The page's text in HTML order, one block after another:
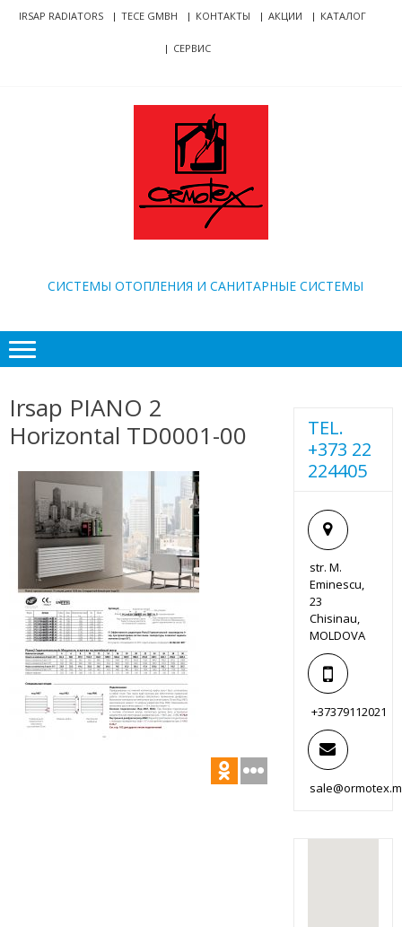
Skip
SkipIRSAP RADIATORS TECE GMBH КОНТАКТЫ АКЦИИ КАТАЛОГ
СЕРВИС
CИСТЕМЫ ОТОПЛЕНИЯ И САНИТАРНЫЕ СИСТЕМЫ
Irsap PIANO 2
Horizontal TD0001-00
TEL.
+373 22
224405
str. M.
Eminescu,
23
Chisinau,
MOLDOVA
+37379112021